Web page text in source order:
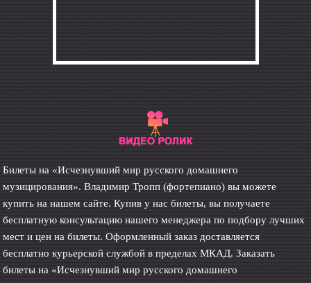
Билеты на «Исчезнувший мир русского домашнего
музицирования». Владимир Тропп (фортепиано) вы можете
купить на нашем сайте. Купив у нас билеты, вы получаете
бесплатную консультацию нашего менеджера по подбору лучших
мест и цен на билеты. Оформленный заказ доставляется
бесплатно курьерской службой в пределах МКАД. Заказать
билеты на «Исчезнувший мир русского домашнего